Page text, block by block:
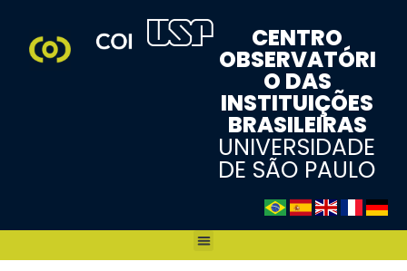
CENTRO
OBSERVATÓRI
O DAS
INSTITUIÇÕES
BRASILEIRAS
UNIVERSIDADE
DE SÃO PAULO